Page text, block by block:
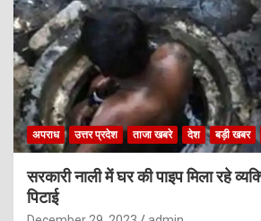
अपराध उत्तर प्रदेश ताजा खबरे देश बड़ी खबर
सरकारी नाली में घर की पाइप मिला रहे
पिटाई